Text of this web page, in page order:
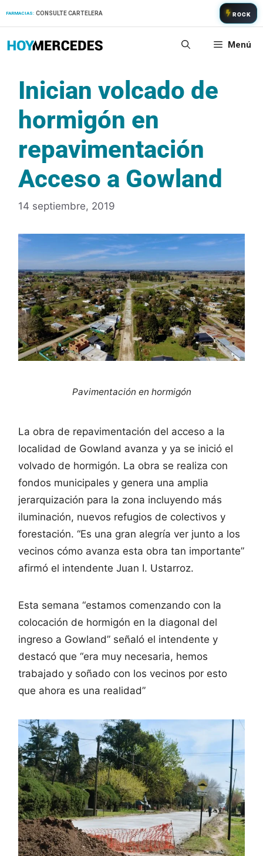
FARMACIAS: CONSULTE CARTELERA ROCK
Menú
Inician volcado de
hormigón en
repavimentación
Acceso a Gowland
14 septiembre, 2019
Pavimentación en hormigón
La obra de repavimentación del acceso a la
localidad de Gowland avanza y ya se inició el
volvado de hormigón. La obra se realiza con
fondos municipales y genera una amplia
jerarquización para la zona incluyendo más
iluminación, nuevos refugios de colectivos y
forestación. “Es una gran alegría ver junto a los
vecinos cómo avanza esta obra tan importante”
afirmó el intendente Juan I. Ustarroz.
Esta semana “estamos comenzando con la
colocación de hormigón en la diagonal del
ingreso a Gowland” señaló el intendente y
destacó que “era muy necesaria, hemos
trabajado y soñado con los vecinos por esto
que ahora es una realidad”